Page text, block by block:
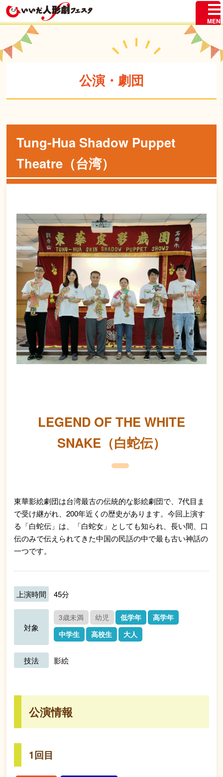
公演・劇団
Tung-Hua Shadow Puppet
Theatre（台湾）
LEGEND OF THE WHITE
SNAKE（白蛇伝）
東華影絵劇団は台湾最古の伝統的な影絵劇団で、7代目ま
で受け継がれ、200年近くの歴史があります。今回上演す
る「白蛇伝」は、「白蛇女」としても知られ、長い間、口
伝のみで伝えられてきた中国の民話の中で最も古い神話の
一つです。
上演時間 45分
対象
3歳未満 幼児 低学年
高学年
中学生
高校生 大人
技法 影絵
公演情報
1回目